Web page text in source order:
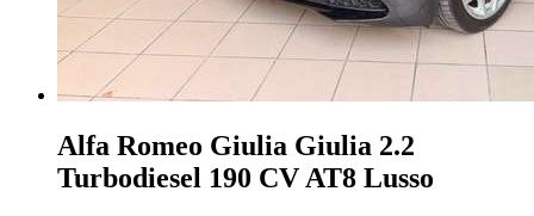
Alfa Romeo Giulia Giulia 2.2
Turbodiesel 190 CV AT8 Lusso